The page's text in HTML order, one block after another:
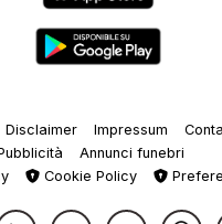
Disclaimer Impressum
Annunci funebri
Cookie Policy